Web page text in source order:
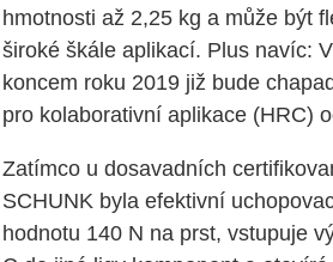
hmotnosti až 2,25 kg a může být
široké škále aplikací. Plus navíc:
koncem roku 2019 již bude
pro kolaborativní aplikace (HRC)
Zatímco u dosavadních
SCHUNK byla efektivní
hodnotu 140 N na prst, vstupuje